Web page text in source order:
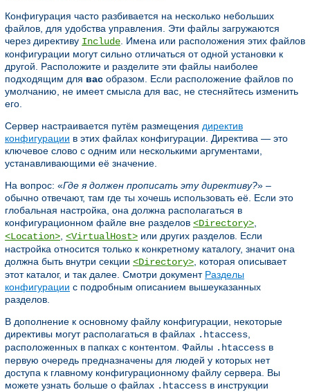
Конфигурация часто разбивается на несколько небольших
файлов, для удобства управления. Эти файлы загружаются
через директиву Include . Имена или расположения этих файлов
конфигурации могут сильно отличаться от одной установки к
другой. Расположите и разделите эти файлы наиболее
подходящим для вас образом. Если расположение файлов по
умолчанию, не имеет смысла для вас, не стесняйтесь изменить
его.
Сервер настраивается путём размещения директив
конфигурации в этих файлах конфигурации. Директива — это
ключевое слово с одним или несколькими аргументами,
устанавливающими её значение.
На вопрос: «Где я должен прописать эту директиву?» –
обычно отвечают, там где ты хочешь использовать её. Если это
глобальная настройка, она должна располагаться в
конфигурационном файле вне разделов <Directory>
<Location> <VirtualHost> или других разделов. Если
настройка относится только к конкретному каталогу, значит она
должна быть внутри секции <Directory> , которая описывает
этот каталог, и так далее. Смотри документ Разделы
конфигурации с подробным описанием вышеуказанных
разделов.
В дополнение к основному файлу конфигурации, некоторые
директивы могут располагаться в файлах .htaccess
расположенных в папках с контентом. Файлы .htaccess в
первую очередь предназначены для людей у которых нет
доступа к главному конфигурационному файлу сервера. Вы
можете узнать больше о файлах .htaccess в инструкции